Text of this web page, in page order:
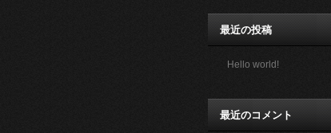
最近の投稿
Hello world!
最近のコメント